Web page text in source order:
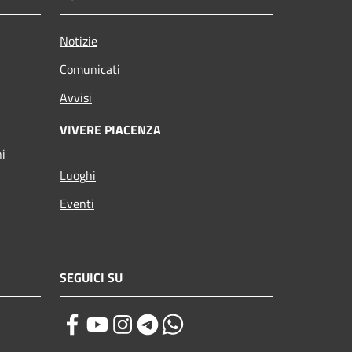
Notizie
Comunicati
Avvisi
VIVERE PIACENZA
Luoghi
Eventi
SEGUICI SU